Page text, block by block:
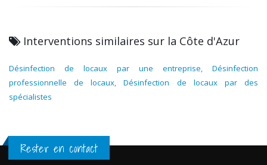
Interventions similaires sur la Côte d'Azur
Désinfection de locaux par une entreprise, Désinfection
professionnelle de locaux,Désinfection de locaux par des
spécialistes
Rester en contact